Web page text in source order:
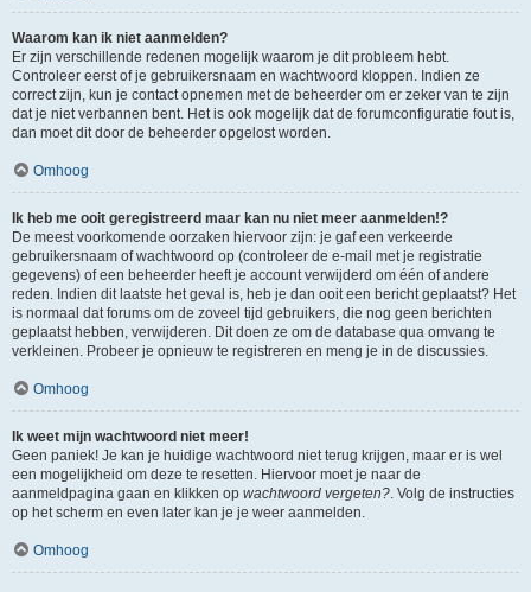
Waarom kan ik niet aanmelden?
Er zijn verschillende redenen mogelijk waarom je dit probleem hebt.
Controleer eerst of je gebruikersnaam en wachtwoord kloppen. Indien ze
correct zijn, kun je contact opnemen met de beheerder om er zeker van te zijn
dat je niet verbannen bent. Het is ook mogelijk dat de forumconfiguratie fout is,
dan moet dit door de beheerder opgelost worden.
Omhoog
Ik heb me ooit geregistreerd maar kan nu niet meer aanmelden!?
De meest voorkomende oorzaken hiervoor zijn: je gaf een verkeerde
gebruikersnaam of wachtwoord op (controleer de e-mail met je registratie
gegevens) of een beheerder heeft je account verwijderd om één of andere
reden. Indien dit laatste het geval is, heb je dan ooit een bericht geplaatst? Het
is normaal dat forums om de zoveel tijd gebruikers, die nog geen berichten
geplaatst hebben, verwijderen. Dit doen ze om de database qua omvang te
verkleinen. Probeer je opnieuw te registreren en meng je in de discussies.
Omhoog
Ik weet mijn wachtwoord niet meer!
Geen paniek! Je kan je huidige wachtwoord niet terug krijgen, maar er is wel
een mogelijkheid om deze te resetten. Hiervoor moet je naar de
aanmeldpagina gaan en klikken op wachtwoord vergeten?. Volg de instructies
op het scherm en even later kan je je weer aanmelden.
Omhoog